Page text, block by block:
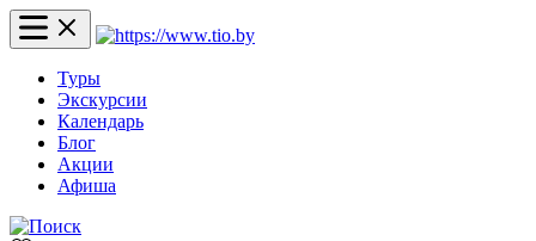
Туры
Экскурсии
Календарь
Блог
Акции
Афиша